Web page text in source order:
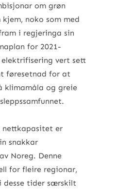
om grøn
noko som med
i regjeringa sin
for 2021-
vert sett
føresetnad for at
klimamåla og greie
er
snakkar
Noreg. Denne
for fleire regionar,
desse tider særskilt